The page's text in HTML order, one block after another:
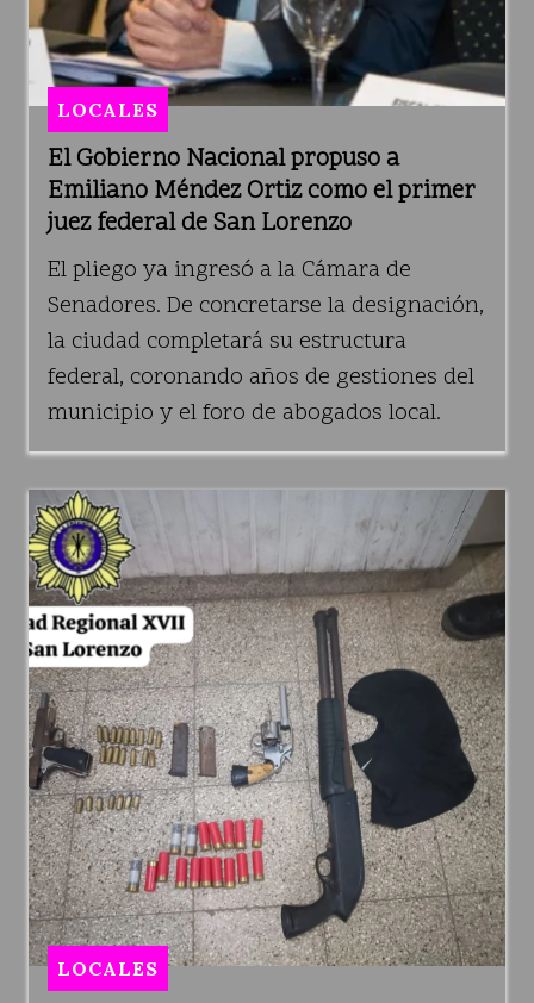
El Gobierno Nacional propuso a
Emiliano Méndez Ortiz como el primer
juez federal de San Lorenzo
LOCALES
El pliego ya ingresó a la Cámara de
Senadores. De concretarse la designación,
la ciudad completará su estructura
federal, coronando años de gestiones del
municipio y el foro de abogados local.
LOCALES